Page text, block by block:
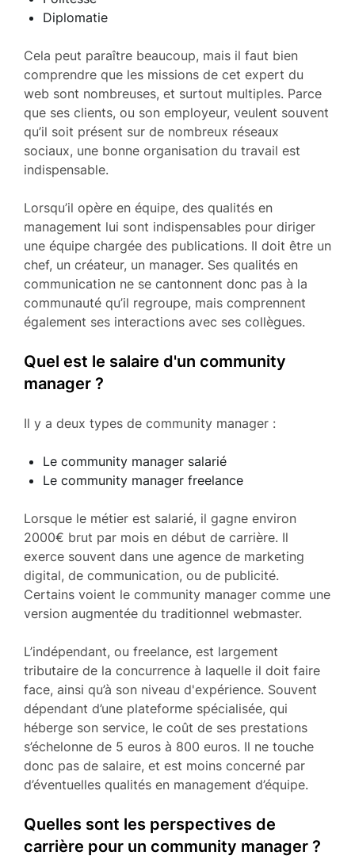
Diplomatie
Cela peut paraître beaucoup, mais il faut bien
comprendre que les missions de cet expert du
web sont nombreuses, et surtout multiples. Parce
que ses clients, ou son employeur, veulent souvent
qu’il soit présent sur de nombreux réseaux
sociaux, une bonne organisation du travail est
indispensable.
Lorsqu’il opère en équipe, des qualités en
management lui sont indispensables pour diriger
une équipe chargée des publications. Il doit être un
chef, un créateur, un manager. Ses qualités en
communication ne se cantonnent donc pas à la
communauté qu’il regroupe, mais comprennent
également ses interactions avec ses collègues.
Quel est le salaire d'un community
manager ?
Il y a deux types de community manager :
Le community manager salarié
Le community manager freelance
Lorsque le métier est salarié, il gagne environ
2000€ brut par mois en début de carrière. Il
exerce souvent dans une agence de marketing
digital, de communication, ou de publicité.
Certains voient le community manager comme une
version augmentée du traditionnel webmaster.
L’indépendant, ou freelance, est largement
tributaire de la concurrence à laquelle il doit faire
face, ainsi qu’à son niveau d'expérience. Souvent
dépendant d’une plateforme spécialisée, qui
héberge son service, le coût de ses prestations
s’échelonne de 5 euros à 800 euros. Il ne touche
donc pas de salaire, et est moins concerné par
d’éventuelles qualités en management d’équipe.
Quelles sont les perspectives de
carrière pour un community manager ?